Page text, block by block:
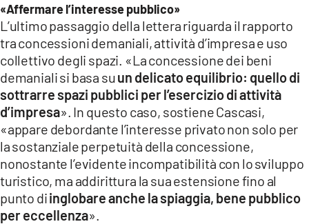
«Affermare l’interesse pubblico»
L’ultimo passaggio della lettera riguarda il rapporto
tra concessioni demaniali, attività d’impresa e uso
collettivo degli spazi. «La concessione dei beni
demaniali si basa suun delicato equilibrio: quello di
sottrarre spazi pubblici per l’esercizio di attività
d’impresa». In questo caso, sostiene Cascasi,
«appare debordante l’interesse privato non solo per
la sostanziale perpetuità della concessione,
nonostante l’evidente incompatibilità con lo sviluppo
turistico, ma addirittura la sua estensione fino al
punto diinglobare anche la spiaggia, bene pubblico
per eccellenza».